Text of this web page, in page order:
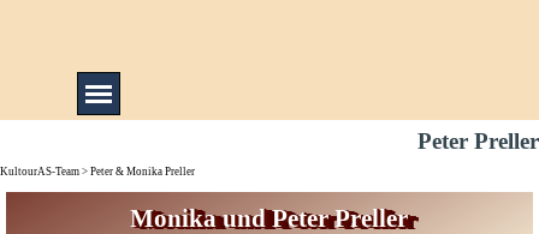
Menü überspringen
Peter Preller
KultourAS-Team > Peter & Monika Preller
Monika und Peter Preller